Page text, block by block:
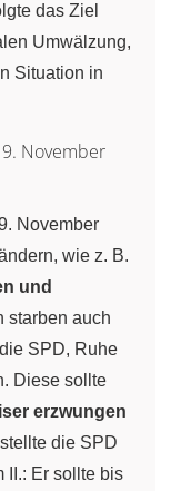
das Ziel
Umwälzung,
Situation in
November
November
wie z. B.
und
starben auch
SPD, Ruhe
Diese sollte
erzwungen
stellte die SPD
II.: Er sollte bis